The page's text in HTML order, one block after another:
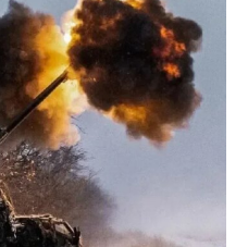
/ year
to exclusive news and
whole year.